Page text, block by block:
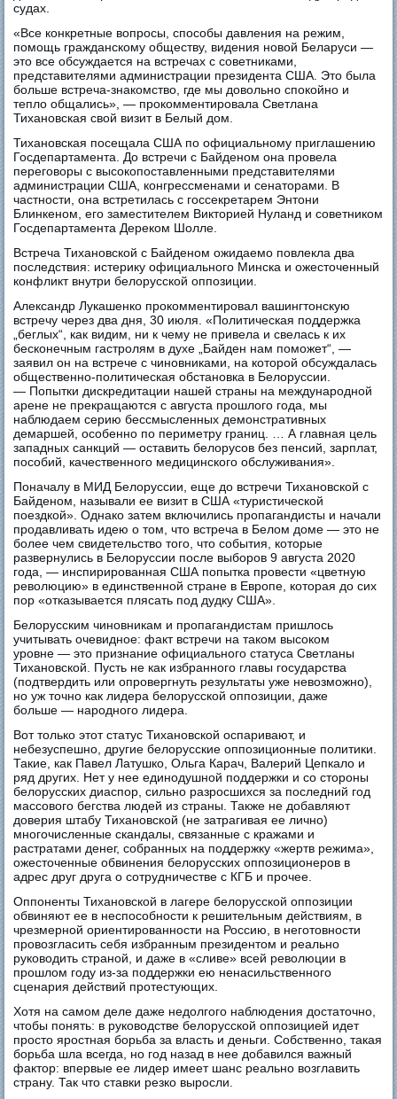
судах.
«Все конкретные вопросы, способы давления на режим,
помощь гражданскому обществу, видения новой Беларуси —
это все обсуждается на встречах с советниками,
представителями администрации президента США. Это была
больше встреча-знакомство, где мы довольно спокойно и
тепло общались», — прокомментировала Светлана
Тихановская свой визит в Белый дом.
Тихановская посещала США по официальному приглашению
Госдепартамента. До встречи с Байденом она провела
переговоры с высокопоставленными представителями
администрации США, конгрессменами и сенаторами. В
частности, она встретилась с госсекретарем Энтони
Блинкеном, его заместителем Викторией Нуланд и советником
Госдепартамента Дереком Шолле.
Встреча Тихановской с Байденом ожидаемо повлекла два
последствия: истерику официального Минска и ожесточенный
конфликт внутри белорусской оппозиции.
Александр Лукашенко прокомментировал вашингтонскую
встречу через два дня, 30 июля. «Политическая поддержка
„беглых“, как видим, ни к чему не привела и свелась к их
бесконечным гастролям в духе „Байден нам поможет“, —
заявил он на встрече с чиновниками, на которой обсуждалась
общественно-политическая обстановка в Белоруссии.
— Попытки дискредитации нашей страны на международной
арене не прекращаются с августа прошлого года, мы
наблюдаем серию бессмысленных демонстративных
демаршей, особенно по периметру границ. … А главная цель
западных санкций — оставить белорусов без пенсий, зарплат,
пособий, качественного медицинского обслуживания».
Поначалу в МИД Белоруссии, еще до встречи Тихановской с
Байденом, называли ее визит в США «туристической
поездкой». Однако затем включились пропагандисты и начали
продавливать идею о том, что встреча в Белом доме — это не
более чем свидетельство того, что события, которые
развернулись в Белоруссии после выборов 9 августа 2020
года, — инспирированная США попытка провести «цветную
революцию» в единственной стране в Европе, которая до сих
пор «отказывается плясать под дудку США».
Белорусским чиновникам и пропагандистам пришлось
учитывать очевидное: факт встречи на таком высоком
уровне — это признание официального статуса Светланы
Тихановской. Пусть не как избранного главы государства
(подтвердить или опровергнуть результаты уже невозможно),
но уж точно как лидера белорусской оппозиции, даже
больше — народного лидера.
Вот только этот статус Тихановской оспаривают, и
небезуспешно, другие белорусские оппозиционные политики.
Такие, как Павел Латушко, Ольга Карач, Валерий Цепкало и
ряд других. Нет у нее единодушной поддержки и со стороны
белорусских диаспор, сильно разросшихся за последний год
массового бегства людей из страны. Также не добавляют
доверия штабу Тихановской (не затрагивая ее лично)
многочисленные скандалы, связанные с кражами и
растратами денег, собранных на поддержку «жертв режима»,
ожесточенные обвинения белорусских оппозиционеров в
адрес друг друга о сотрудничестве с КГБ и прочее.
Оппоненты Тихановской в лагере белорусской оппозиции
обвиняют ее в неспособности к решительным действиям, в
чрезмерной ориентированности на Россию, в неготовности
провозгласить себя избранным президентом и реально
руководить страной, и даже в «сливе» всей революции в
прошлом году из-за поддержки ею ненасильственного
сценария действий протестующих.
Хотя на самом деле даже недолгого наблюдения достаточно,
чтобы понять: в руководстве белорусской оппозицией идет
просто яростная борьба за власть и деньги. Собственно, такая
борьба шла всегда, но год назад в нее добавился важный
фактор: впервые ее лидер имеет шанс реально возглавить
страну. Так что ставки резко выросли.